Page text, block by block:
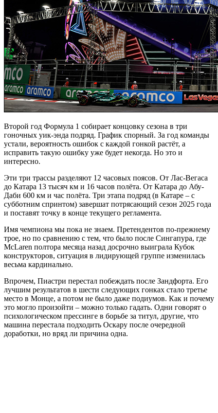
Второй год Формула 1 собирает концовку сезона в три
гоночных уик-энда подряд. График спорный. За год команды
устали, вероятность ошибок с каждой гонкой растёт, а
исправить такую ошибку уже будет некогда. Но это и
интересно.
Эти три трассы разделяют 12 часовых поясов. От Лас-Вегаса
до Катара 13 тысяч км и 16 часов полёта. От Катара до Абу-
Даби 600 км и час полёта. Три этапа подряд (в Катаре – с
субботним спринтом) завершат потрясающий сезон 2025 года
и поставят точку в конце текущего регламента.
Имя чемпиона мы пока не знаем. Претендентов по-прежнему
трое, но по сравнению с тем, что было после Сингапура, где
McLaren полтора месяца назад досрочно выиграла Кубок
конструкторов, ситуация в лидирующей группе изменилась
весьма кардинально.
Впрочем, Пиастри перестал побеждать после Зандфорта. Его
лучшим результатов в шести следующих гонках стало третье
место в Монце, а потом не было даже подиумов. Как и почему
это могло произойти – можно только гадать. Одни говорят о
психологическом прессинге в борьбе за титул, другие, что
машина перестала подходить Оскару после очередной
доработки, но вряд ли причина одна.